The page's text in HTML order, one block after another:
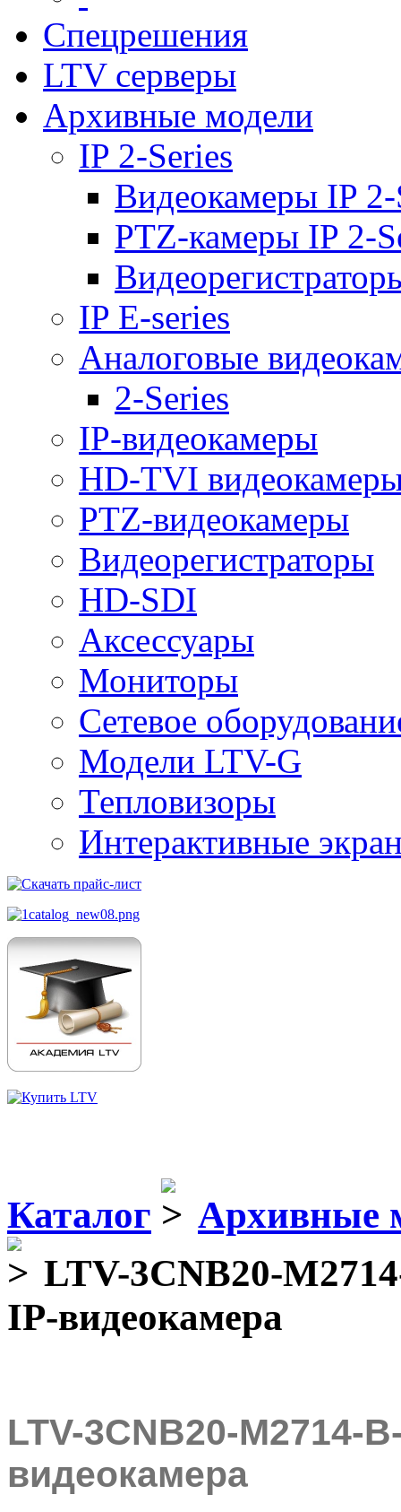
Спецрешения
LTV серверы
Архивные модели
IP 2-Series
Видеокамеры IP 2-
PTZ-камеры IP 2-
IP E-series
Аналоговые
2-Series
IP-видеокамеры
HD-TVI
PTZ-видеокамеры
Видеорегистраторы
HD-SDI
Аксессуары
Мониторы
Сетевое
Модели LTV-G
Тепловизоры
Интерактивные
Каталог
Архивные
LTV-3CNB20-
IP-видеокамера
LTV-3CNB20-M2714-
видеокамера